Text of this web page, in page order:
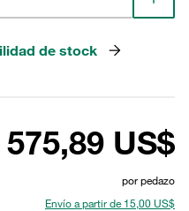
de stock
575,89 US$
por pedazo
Envío a partir de 15,00 US$